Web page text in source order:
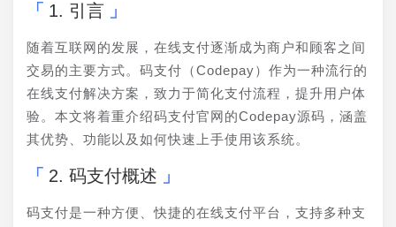
1. 引言
随着互联网的发展，在线支付逐渐成为商户和顾客之间
交易的主要方式。码支付（Codepay）作为一种流行的
在线支付解决方案，致力于简化支付流程，提升用户体
验。本文将着重介绍码支付官网的Codepay源码，涵盖
其优势、功能以及如何快速上手使用该系统。
2. 码支付概述
码支付是一种方便、快捷的在线支付平台，支持多种支